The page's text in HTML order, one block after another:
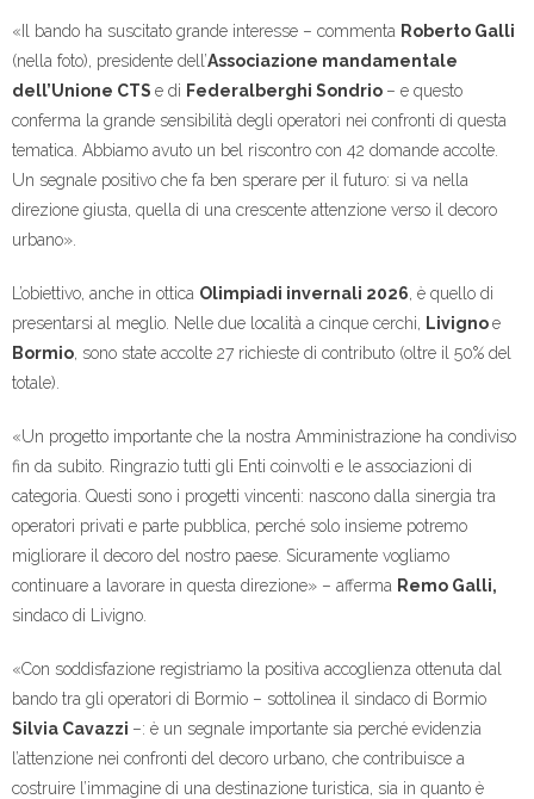
«Il bando ha suscitato grande interesse – commenta Roberto Galli
(nella foto), presidente dell’Associazione mandamentale
dell’Unione CTS e di Federalberghi Sondrio – e questo
conferma la grande sensibilità degli operatori nei confronti di questa
tematica. Abbiamo avuto un bel riscontro con 42 domande accolte.
Un segnale positivo che fa ben sperare per il futuro: si va nella
direzione giusta, quella di una crescente attenzione verso il decoro
urbano».
L’obiettivo, anche in ottica Olimpiadi invernali 2026 , è quello di
presentarsi al meglio. Nelle due località a cinque cerchi,
Livignoe
Bormio , sono state accolte 27 richieste di contributo (oltre il 50% del
totale).
«Un progetto importante che la nostra Amministrazione ha condiviso
fin da subito. Ringrazio tutti gli Enti coinvolti e le associazioni di
categoria. Questi sono i progetti vincenti: nascono dalla sinergia tra
operatori privati e parte pubblica, perché solo insieme potremo
migliorare il decoro del nostro paese. Sicuramente vogliamo
continuare a lavorare in questa direzione» – afferma Remo Galli,
sindaco di Livigno.
«Con soddisfazione registriamo la positiva accoglienza ottenuta dal
bando tra gli operatori di Bormio – sottolinea il sindaco di Bormio
Silvia Cavazzi –: è un segnale importante sia perché evidenzia
l’attenzione nei confronti del decoro urbano, che contribuisce a
costruire l’immagine di una destinazione turistica, sia in quanto è